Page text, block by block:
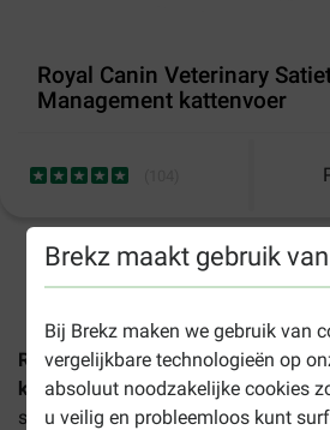
Brekz maakt gebruik
Bij Brekz maken we gebruik van
vergelijkbare technologieën op
absoluut noodzakelijke cookies
u veilig en probleemloos kunt
Royal Canin Veterinary
Management kattenvoer
1-3 werkdagen
Royal Canin Veterinary Satiety
kattenvoeris een compleet
senior katten dat helpt om